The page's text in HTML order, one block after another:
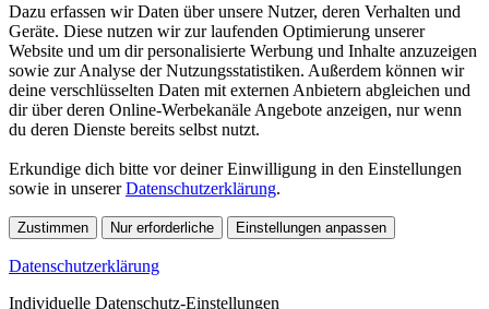
Dazu erfassen wir Daten über unsere Nutzer, deren Verhalten und
Geräte. Diese nutzen wir zur laufenden Optimierung unserer
Website und um dir personalisierte Werbung und Inhalte anzuzeigen
sowie zur Analyse der Nutzungsstatistiken. Außerdem können wir
deine verschlüsselten Daten mit externen Anbietern abgleichen und
dir über deren Online-Werbekanäle Angebote anzeigen, nur wenn
du deren Dienste bereits selbst nutzt.
Erkundige dich bitte vor deiner Einwilligung in den Einstellungen
sowie in unsererDatenschutzerklärung.
Zustimmen Nur erforderliche Einstellungen anpassen
Datenschutzerklärung
Individuelle Datenschutz-Einstellungen